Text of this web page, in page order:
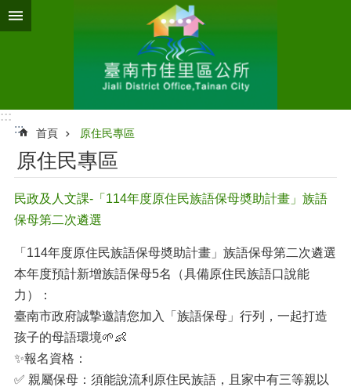
跳到主要內容區塊
:::
:::
首頁 原住民專區
原住民專區
民政及人文課-「114年度原住民族語保母奬助計畫」族語
保母第二次遴選
「114年度原住民族語保母奬助計畫」族語保母第二次遴選
本年度預計新增族語保母5名（具備原住民族語口說能
力）：
臺南市政府誠摯邀請您加入「族語保母」行列，一起打造
孩子的母語環境🌱👶
✨報名資格：
✅ 親屬保母：須能說流利原住民族語，且家中有三等親以